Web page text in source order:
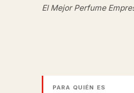
El Mejor Perfume
PARA QUIÉN ES